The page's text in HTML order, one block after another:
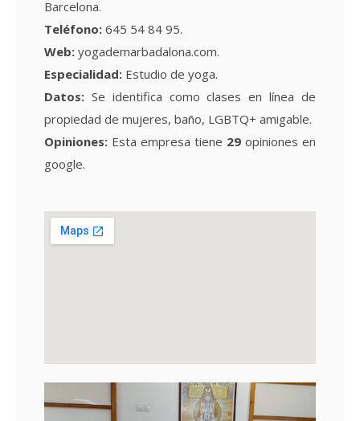
Barcelona.
Teléfono: 645 54 84 95.
Web: yogademarbadalona.com.
Especialidad: Estudio de yoga.
Datos: Se identifica como clases en línea de
propiedad de mujeres, baño, LGBTQ+ amigable.
Opiniones: Esta empresa tiene 29 opiniones en
google.